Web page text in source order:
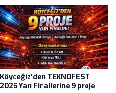
Köyceğiz’den TEKNOFEST
2026 Yarı Finallerine 9 proje